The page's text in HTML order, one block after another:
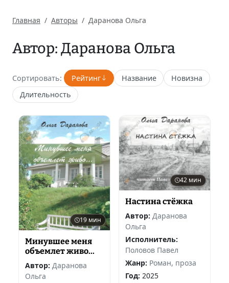
Главная Авторы Даранова Ольга
Автор: Даранова Ольга
Сортировать: Рейтинг Название
Новизна
Длительность
19 мин
Минувшее меня
объемлет живо...
Автор: Даранова
Ольга
42 мин
Настина стёжка
Автор: Даранова
Ольга
Исполнитель:
Половов Павел
Жанр: Роман, проза
Год: 2025